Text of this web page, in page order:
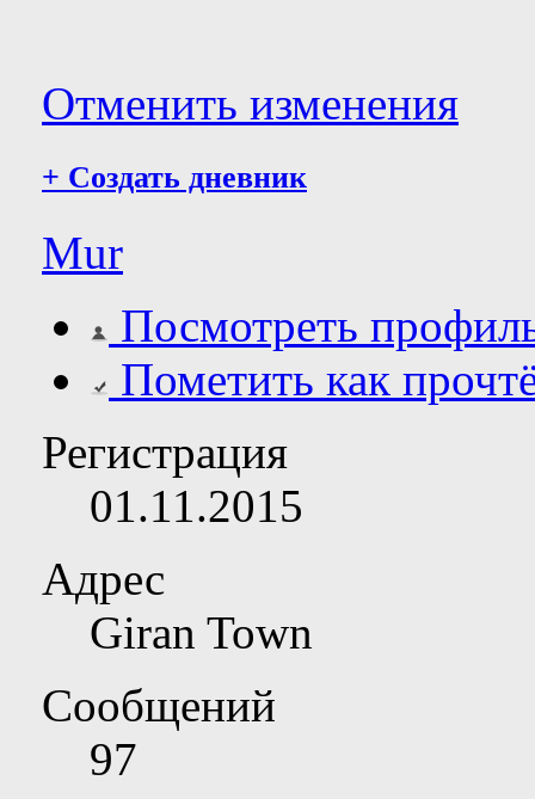
Отменить изменения
+ Создать дневник
Mur
Посмотреть
Пометить как
Регистрация
01.11.2015
Адрес
Giran Town
Сообщений
97